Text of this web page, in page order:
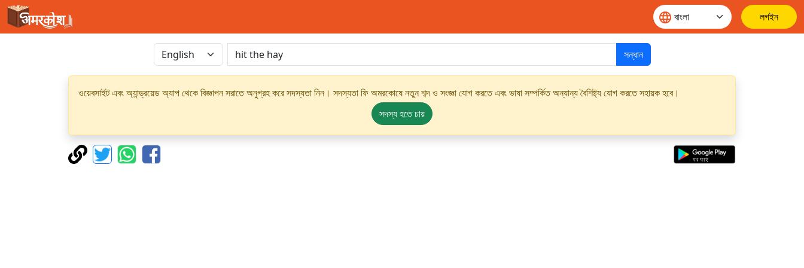
লগইন
সন্ধান
ওয়েবসাইট এবং অ্যান্ড্রয়েড অ্যাপ থেকে বিজ্ঞাপন সরাতে অনুগ্রহ করে সদস্যতা নিন। সদস্যতা ফি অমরকোষে নতুন শব্দ ও সংজ্ঞা যোগ করতে এবং ভাষা সম্পর্কিত অন্যান্য বৈশিষ্ট্য যোগ করতে সহায়ক হবে।
সদস্য হতে চায়